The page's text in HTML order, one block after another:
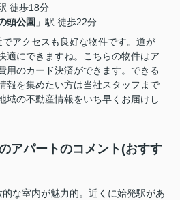
徒歩18分
頭公園 」駅 徒歩22分
アクセスも良好な物件です。道が
適にできますね。こちらの物件はア
用のカード決済ができます。できる
報を集めたい方は当社スタッフまで
域の不動産情報をいち早くお届けし
アパートのコメント(おすす
な室内が魅力的。近くに始発駅があ